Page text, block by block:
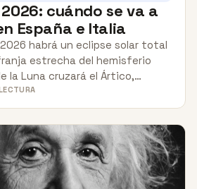
cuándo se va a
España e Italia
habrá un eclipse solar total
estrecha del hemisferio
la Luna cruzará el Ártico,…